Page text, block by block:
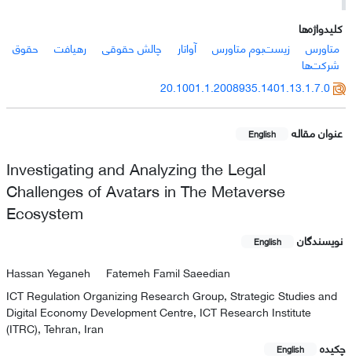
کلیدواژه‌ها
متاورس
زیست‌بوم متاورس آواتار چالش حقوقی رهیافت
حقوق
شرکت‌ها
20.1001.1.2008935.1401.13.1.7.0
عنوان مقاله English
Investigating and Analyzing the Legal
Challenges of Avatars in The Metaverse
Ecosystem
نویسندگان English
Hassan Yeganeh
Fatemeh Famil Saeedian
ICT Regulation Organizing Research Group, Strategic Studies and
Digital Economy Development Centre, ICT Research Institute
(ITRC), Tehran, Iran
چکیده
English